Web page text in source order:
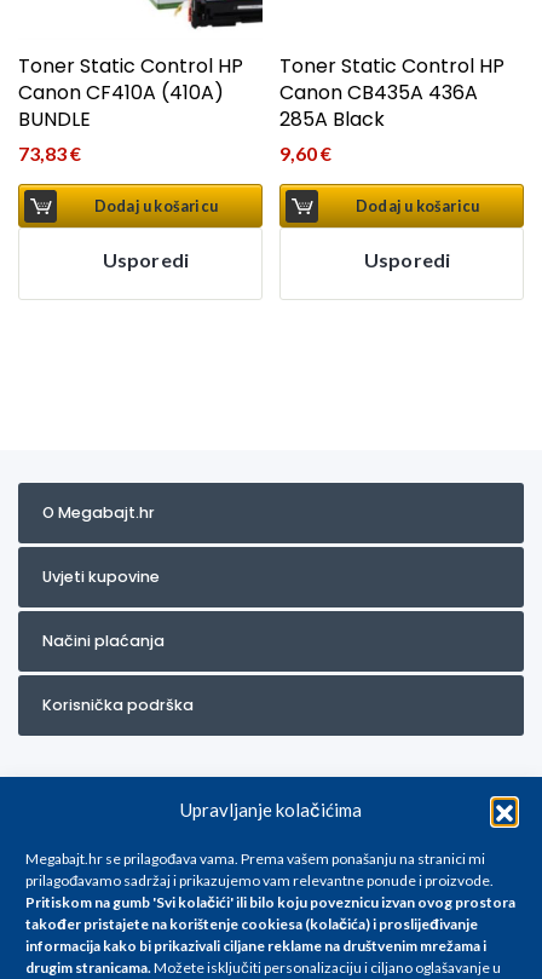
Upravljanje kolačićima
Megabajt.hr se prilagođava vama. Prema vašem ponašanju na stranici mi
prilagođavamo sadržaj i prikazujemo vam relevantne ponude i proizvode.
Pritiskom na gumb 'Svi kolačići' ili bilo koju poveznicu izvan ovog prostora
također pristajete na korištenje cookiesa (kolačića) i proslijeđivanje
informacija kako bi prikazivali ciljane reklame na društvenim mrežama i
drugim stranicama.Možete isključiti personalizaciju i ciljano oglašavanje u
Toner Static Control HP
Canon CF410A (410A)
BUNDLE
73,83€
Dodaj u košaricu
Usporedi
Toner Static Control HP
Canon CB435A 436A
285A Black
9,60€
Dodaj u košaricu
Usporedi
O Megabajt.hr
Uvjeti kupovine
Načini plaćanja
Korisnička podrška
Za artikle kojih trenutno nema u ponudi obratite nam se na
info@megabajt.hr. Sve cijene su informativnog karaktera i podložne su
promjenama, a